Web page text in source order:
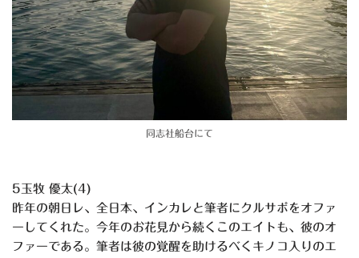
同志社船台にて
5玉牧 優太(4)
昨年の朝日レ、全日本、インカレと筆者にクルサポをオファ
ーしてくれた。今年のお花見から続くこのエイトも、彼のオ
ファーである。筆者は彼の覚醒を助けるべくキノコ入りのエ